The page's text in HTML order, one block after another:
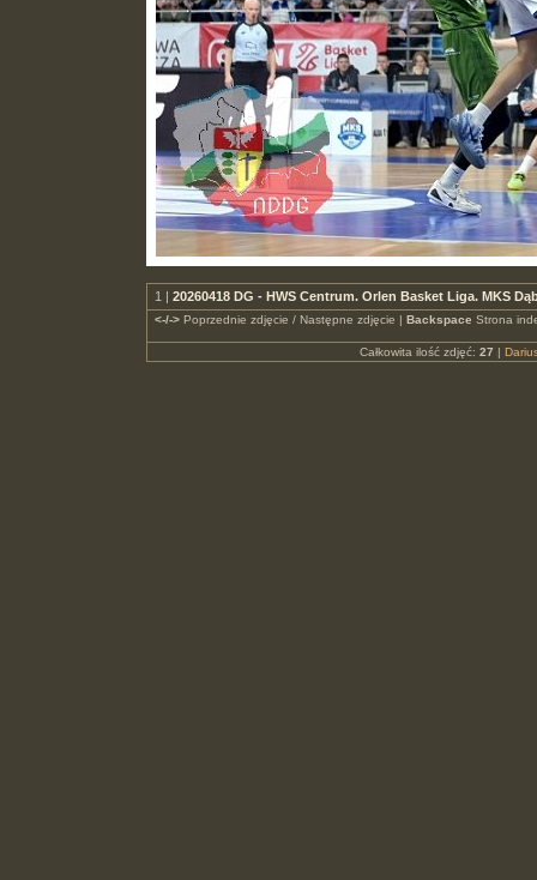
1 | 20260418 DG - HWS Centrum. Orlen Basket Liga. MKS
<-/->Poprzednie zdjęcie / Następne zdjęcie | Backspace Strona
Całkowita ilość zdjęć: 27 |